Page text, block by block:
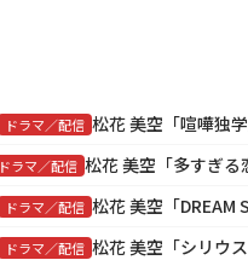
ドラマ／配信 松花 美空「喧嘩独
ドラマ／配信 松花 美空「多すぎ
ドラマ／配信 松花 美空「DREAM
ドラマ／配信 松花 美空「シリウ